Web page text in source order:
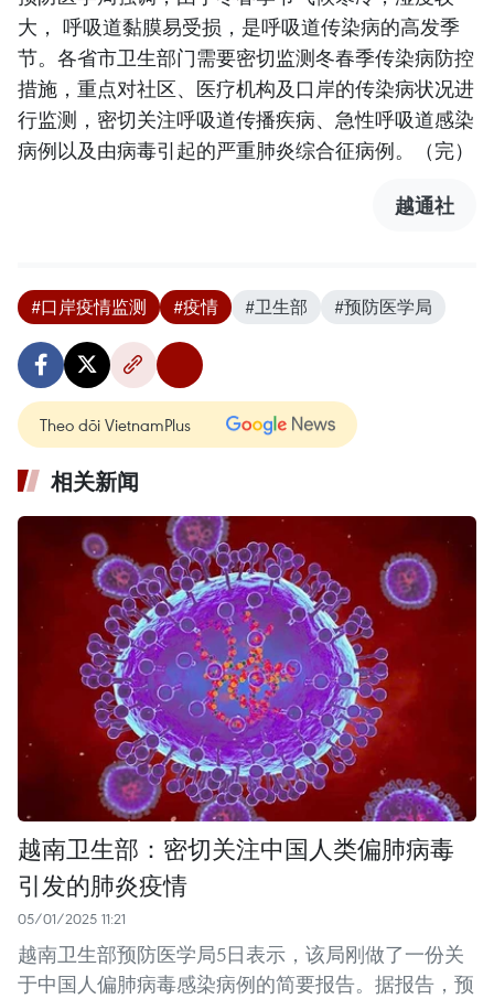
大， 呼吸道黏膜易受损，是呼吸道传染病的高发季
节。各省市卫生部门需要密切监测冬春季传染病防控
措施，重点对社区、医疗机构及口岸的传染病状况进
行监测，密切关注呼吸道传播疾病、急性呼吸道感染
病例以及由病毒引起的严重肺炎综合征病例。（完）
越通社
#口岸疫情监测 #疫情 #卫生部 #预防医学局
Theo dõi VietnamPlus
相关新闻
越南卫生部：密切关注中国人类偏肺病毒
引发的肺炎疫情
05/01/2025 11:21
越南卫生部预防医学局5日表示，该局刚做了一份关
于中国人偏肺病毒感染病例的简要报告。据报告，预